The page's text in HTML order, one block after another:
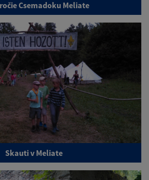
Csemadoku Meliate
Skauti v Meliate